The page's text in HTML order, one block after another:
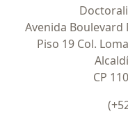
Avenida Boulevard
Piso 19 Col.
CP